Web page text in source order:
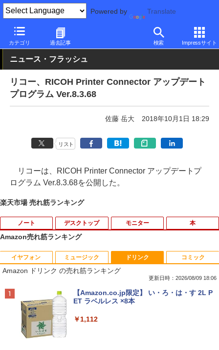
Powered by Translate
カテゴリ 過去記事 検索 Impressサイト
PC Watch 半導体/周辺機器 レーザープリンタ/複合機 リコー
ニュース・フラッシュ
リコー、RICOH Printer Connector アップデート
プログラム Ver.8.3.68
佐藤 岳大 2018年10月1日 18:29
リスト
リコーは、RICOH Printer Connector アップデートプ
ログラム Ver.8.3.68を公開した。
楽天市場 売れ筋ランキング
ノート
1
良品 フルHD 12.5インチ SONY VAIO Pr
o PJ VJPJ13C11N / Windows11/ 超高性
能 第10世代Core i5-1035G1/ 8GB/ 爆速
NVMe式256GB-SSD/ カメラ/ 無線Wi-Fi
6/ Office付き/ Win11【中古ノートパソコ
ン 中古パソコン 中古PC】税込送料無料
デスクトップ
1
＼11日まで限定価格／【楽天1位】デス
クトップパソコン 新品 福袋 5点セット
WPS Office付き 第12世代 Intel Corei3 1
2100F メモリ8GB〜32GB SSD256GB〜
1TB Windows11 事務 在宅ワーク 安い
静音 高スペック デスクトップPC ビジネ
モニター
1
ec訳あり☆PHILIPS 223V5L HDMI接続
できます
￥3,999
本
1
あなたが誰かを殺した （講談社文庫） [
東野 圭吾 ]
￥1,023
Amazon売れ筋ランキング
イヤフォン
Anker Soundcore P40i オフホワイト
ミュージック
BRUCE WAYNE feat. Flo Milli, ATL Jacob
[Explicit]
￥250
ドリンク
Amazon ドリンク の売れ筋ランキング
更新日時：2026/08/09 18:06
【Amazon.co.jp限定】 い・ろ・は・す 2L P
ET ラベルレス ×8本
￥1,112
コミック